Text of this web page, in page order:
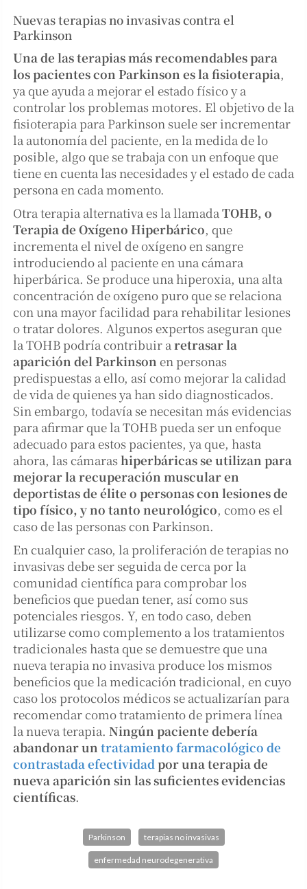
Nuevas terapias no invasivas contra el
Parkinson
Una de las terapias más recomendables para
los pacientes con Parkinson es la fisioterapia,
ya que ayuda a mejorar el estado físico y a
controlar los problemas motores. El objetivo de la
fisioterapia para Parkinson suele ser incrementar
la autonomía del paciente, en la medida de lo
posible, algo que se trabaja con un enfoque que
tiene en cuenta las necesidades y el estado de cada
persona en cada momento.
Otra terapia alternativa es la llamadaTOHB, o
Terapia de Oxígeno Hiperbárico, que
incrementa el nivel de oxígeno en sangre
introduciendo al paciente en una cámara
hiperbárica. Se produce una hiperoxia, una alta
concentración de oxígeno puro que se relaciona
con una mayor facilidad para rehabilitar lesiones
o tratar dolores. Algunos expertos aseguran que
la TOHB podría contribuir aretrasar la
aparición del Parkinson en personas
predispuestas a ello, así como mejorar la calidad
de vida de quienes ya han sido diagnosticados.
Sin embargo, todavía se necesitan más evidencias
para afirmar que la TOHB pueda ser un enfoque
adecuado para estos pacientes, ya que, hasta
ahora, las cámarashiperbáricas se utilizan para
mejorar la recuperación muscular en
deportistas de élite o personas con lesiones de
tipo físico, y no tanto neurológico, como es el
caso de las personas con Parkinson.
En cualquier caso, la proliferación de terapias no
invasivas debe ser seguida de cerca por la
comunidad científica para comprobar los
beneficios que puedan tener, así como sus
potenciales riesgos. Y, en todo caso, deben
utilizarse como complemento a los tratamientos
tradicionales hasta que se demuestre que una
nueva terapia no invasiva produce los mismos
beneficios que la medicación tradicional, en cuyo
caso los protocolos médicos se actualizarían para
recomendar como tratamiento de primera línea
la nueva terapia. Ningún paciente debería
abandonar un tratamiento farmacológico de
contrastada efectividadpor una terapia de
nueva aparición sin las suficientes evidencias
científicas.
Parkinson terapias no invasivas
enfermedad neurodegenerativa